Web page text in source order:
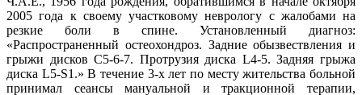
2005 года к своему участковому неврологу с жалобами на
резкие боли в спине. Установленный диагноз:
«Распространенный остеохондроз. Задние обызвествления и
грыжи дисков С5-6-7. Протрузия диска L4-5. Задняя грыжа
диска L5-S1.» В течение 3-х лет по месту жительства больной
принимал сеансы мануальной и тракционной терапии,